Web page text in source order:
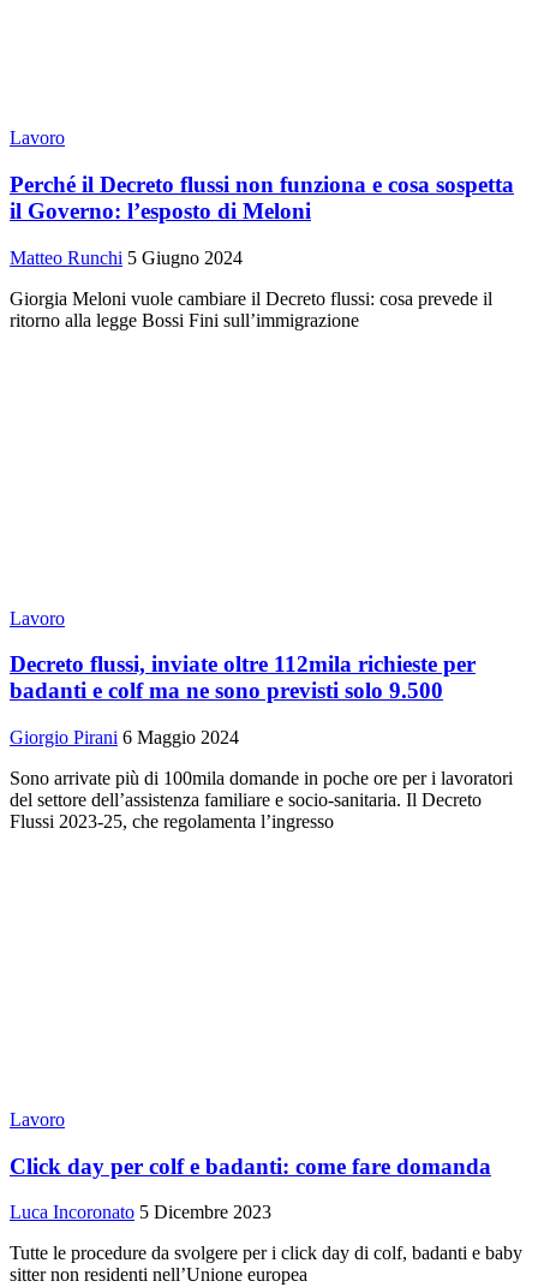
Lavoro
Perché il Decreto flussi non funziona e cosa sospetta
il Governo: l’esposto di Meloni
Matteo Runchi 5 Giugno 2024
Giorgia Meloni vuole cambiare il Decreto flussi: cosa prevede il
ritorno alla legge Bossi Fini sull’immigrazione
Lavoro
Decreto flussi, inviate oltre 112mila richieste per
badanti e colf ma ne sono previsti solo 9.500
Giorgio Pirani 6 Maggio 2024
Sono arrivate più di 100mila domande in poche ore per i lavoratori
del settore dell’assistenza familiare e socio-sanitaria. Il Decreto
Flussi 2023-25, che regolamenta l’ingresso
Lavoro
Click day per colf e badanti: come fare domanda
Luca Incoronato 5 Dicembre 2023
Tutte le procedure da svolgere per i click day di colf, badanti e baby
sitter non residenti nell’Unione europea